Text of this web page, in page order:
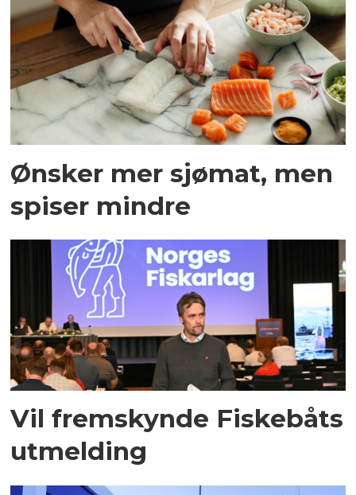
Ønsker mer sjømat, men
spiser mindre
Vil fremskynde Fiskebåts
utmelding